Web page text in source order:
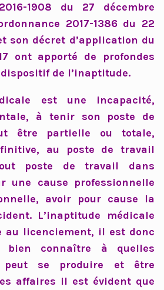
1908 du 27 décembre
2017-1386 du 22
son décret d’application du
ont apporté de profondes
de l’inaptitude.
est une incapacité,
à tenir son poste de
être partielle ou totale,
au poste de travail
poste de travail dans
une cause professionnelle
avoir pour cause la
L’inaptitude médicale
au licenciement, il est donc
bien connaître à quelles
peut se produire et être
affaires il est évident que